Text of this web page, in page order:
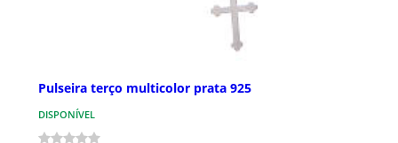
Pulseira terço multicolor prata 925
DISPONÍVEL